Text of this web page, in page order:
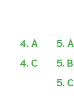
4. A
4. C
5. A
5. B
5. C